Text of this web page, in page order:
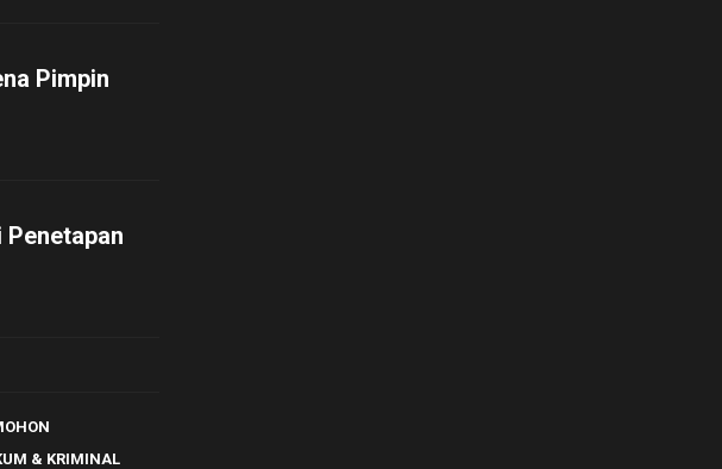
Pimpin
& KRIMINAL